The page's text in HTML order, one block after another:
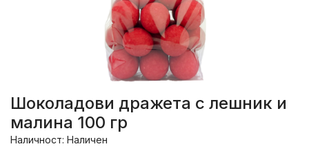
Шоколадови дражета с лешник и
малинa 100 гр
Наличност: Наличен